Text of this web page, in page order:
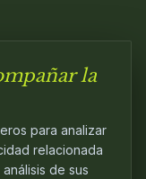
en conocer las
la
para analizar
relacionada
de sus